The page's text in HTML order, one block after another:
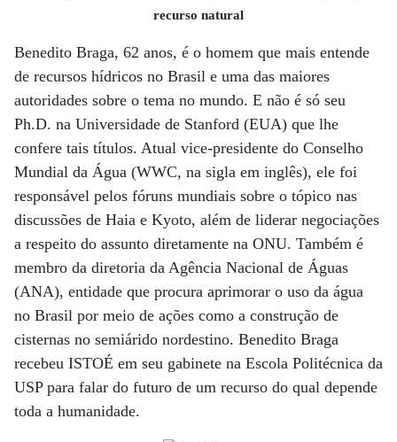
recurso natural
Benedito Braga, 62 anos, é o homem que mais entende
de recursos hídricos no Brasil e uma das maiores
autoridades sobre o tema no mundo. E não é só seu
Ph.D. na Universidade de Stanford (EUA) que lhe
confere tais títulos. Atual vice-presidente do Conselho
Mundial da Água (WWC, na sigla em inglês), ele foi
responsável pelos fóruns mundiais sobre o tópico nas
discussões de Haia e Kyoto, além de liderar negociações
a respeito do assunto diretamente na ONU. Também é
membro da diretoria da Agência Nacional de Águas
(ANA), entidade que procura aprimorar o uso da água
no Brasil por meio de ações como a construção de
cisternas no semiárido nordestino. Benedito Braga
recebeu ISTOÉ em seu gabinete na Escola Politécnica da
USP para falar do futuro de um recurso do qual depende
toda a humanidade.